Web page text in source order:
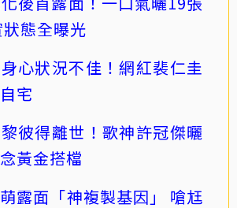
態全曝光
心狀況不佳！網紅裴仁圭
宅
彼得離世！歌神許冠傑曬
黃金搭檔
露面「神複製基因」 嗆尪